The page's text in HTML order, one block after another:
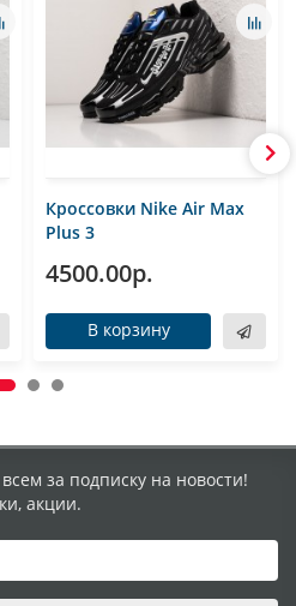
Кроссовки Nike Air Max
Plus 3
4500.00р.
В корзину
за подписку на новости!
акции.